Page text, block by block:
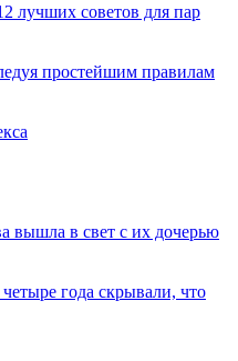
лучших советов для пар
простейшим правилам
вышла в свет с их дочерью
года скрывали, что